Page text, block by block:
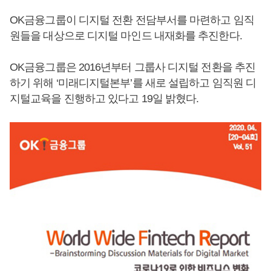
OK금융그룹이 디지털 전환 전담부서를 마련하고 임직
원들을 대상으로 디지털 마인드 내재화를 추진한다.
OK금융그룹은 2016년부터 그룹사 디지털 전환을 추진
하기 위해 ‘미래디지털본부’를 새로 설립하고 임직원 디
지털교육을 진행하고 있다고 19일 밝혔다.